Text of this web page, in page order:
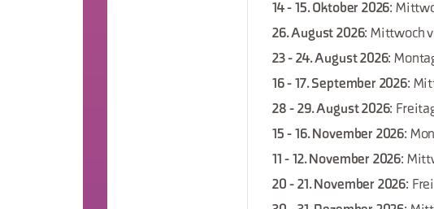
14 - 15. Oktober 2026:
26. August 2026: Mittwoch
23 - 24. August 2026:
16 - 17. September 2026:
28 - 29. August 2026:
15 - 16. November 2026:
11 - 12. November 2026:
20 - 21. November 2026: